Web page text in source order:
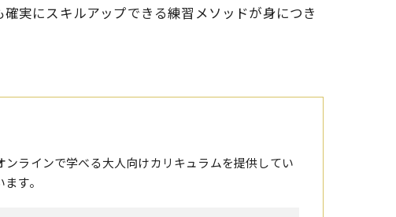
実にスキルアップできる練習メソッドが身につき
ラインで学べる大人向けカリキュラムを提供してい
す。